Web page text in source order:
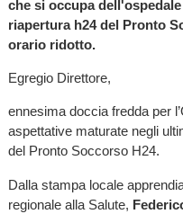
che si occupa
riapertura h24 del Pronto
orario ridotto.
Egregio Direttore,
ennesima doccia fredda per
aspettative maturate negli
del Pronto Soccorso H24.
Dalla stampa locale
regionale alla Salute,